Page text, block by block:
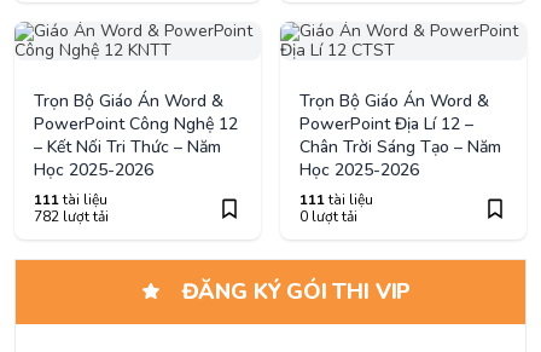
Trọn Bộ Giáo Án Word &
PowerPoint Công Nghệ 12
– Kết Nối Tri Thức – Năm
Học 2025-2026
111tài liệu
782 lượt tải
Trọn Bộ Giáo Án Word &
PowerPoint Địa Lí 12 –
Chân Trời Sáng Tạo – Năm
Học 2025-2026
111tài liệu
0 lượt tải
ĐĂNG KÝ GÓI THI VIP